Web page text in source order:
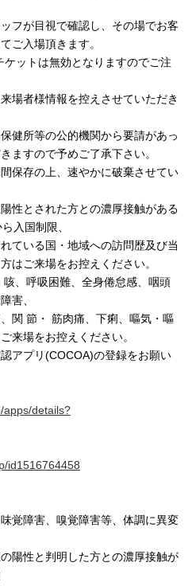
フが目視で確認し、その場でお客
ご入場頂きます。
ットは無効となりますのでご注
場者様情報を控えさせていただき
健所等の公的機関から要請があっ
ますので予めご了承下さい。
保存の上、速やかに破棄させてい
性とされた方との濃厚接触がある
入国制限、
ている国・地域への訪問歴及び当
はご来場をお控えください。
咳、呼吸困難、全身倦怠感、咽頭
害、
関 節・ 筋肉痛、下痢、嘔気・嘔
来場をお控えください。
アプリ(COCOA)の登録をお願い
apps/details?
id1516764458
覚障害、嗅覚障害等、体調に異変
陽性と判明した方との濃厚接触が